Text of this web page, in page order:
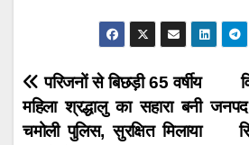
Post
navigation
जनपद
परिजनों से बिछड़ी 65 वर्षीय
महिला श्रद्धालु का सहारा बनी
चमोली पुलिस, सुरक्षित मिलाया